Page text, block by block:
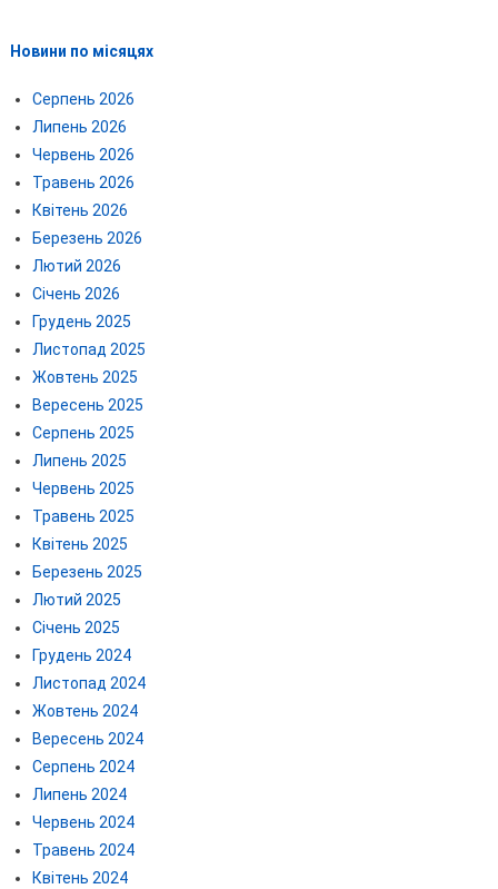
Новини по місяцях
Серпень 2026
Липень 2026
Червень 2026
Травень 2026
Квітень 2026
Березень 2026
Лютий 2026
Січень 2026
Грудень 2025
Листопад 2025
Жовтень 2025
Вересень 2025
Серпень 2025
Липень 2025
Червень 2025
Травень 2025
Квітень 2025
Березень 2025
Лютий 2025
Січень 2025
Грудень 2024
Листопад 2024
Жовтень 2024
Вересень 2024
Серпень 2024
Липень 2024
Червень 2024
Травень 2024
Квітень 2024